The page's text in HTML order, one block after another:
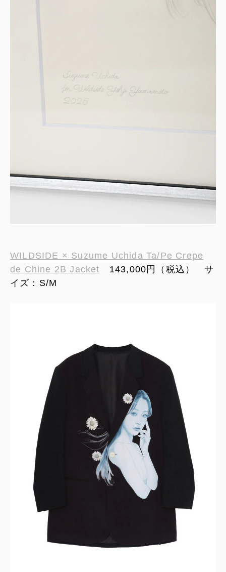
WILDSIDE × Suzume Uchida Ta/Pe Crepe
de Chine 2B Jacket 143,000円（税込） サ
イズ：S/M